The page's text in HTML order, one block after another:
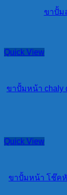
ขาปั้ม
Quick View
ขาปั้มหน้า chaly
Quick View
ขาปั้มหน้า โช๊คหั